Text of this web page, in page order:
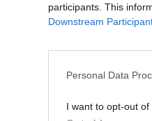
participants. This
Downstream
Personal Data
I want to opt-out of
η δημιουργία σχήματος
σχετικά με τις
πολιτικές
εξτρεμιστικού